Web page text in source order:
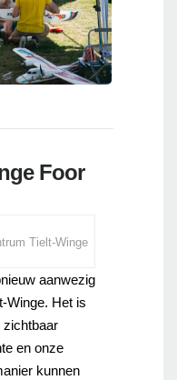
Foor
Tielt-Winge
aanwezig
Winge. Het is
zichtbaar
en onze
kunnen